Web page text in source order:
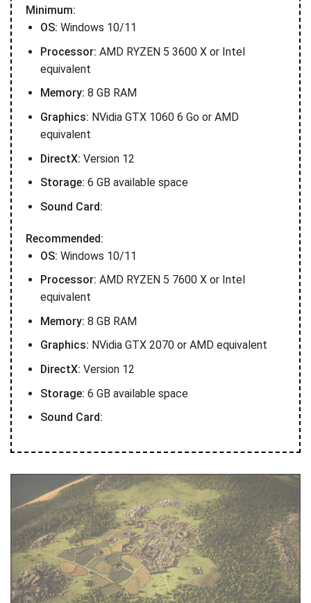
Minimum:
OS: Windows 10/11
Processor: AMD RYZEN 5 3600 X or Intel
equivalent
Memory: 8 GB RAM
Graphics: NVidia GTX 1060 6 Go or AMD
equivalent
DirectX: Version 12
Storage: 6 GB available space
Sound Card:
Recommended:
OS: Windows 10/11
Processor: AMD RYZEN 5 7600 X or Intel
equivalent
Memory: 8 GB RAM
Graphics: NVidia GTX 2070 or AMD equivalent
DirectX: Version 12
Storage: 6 GB available space
Sound Card: